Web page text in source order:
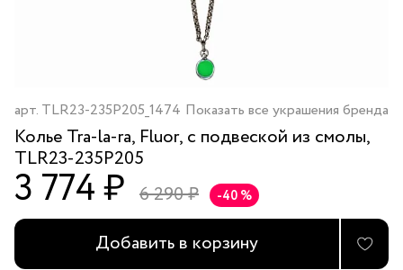
арт. TLR23-235P205_1474 Показать все украшения бренда
Колье Tra-la-ra, Fluor, с подвеской из смолы,
TLR23-235P205
3 774 ₽ 6 290 ₽ -40 %
Добавить в корзину